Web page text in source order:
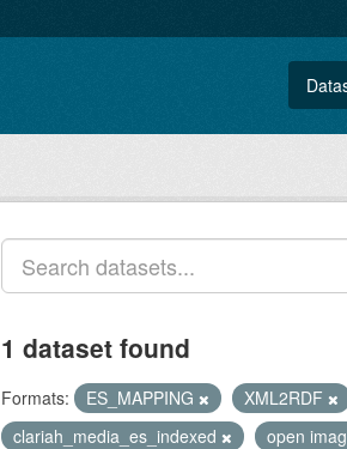
1 dataset found
Formats: ES_MAPPING XML2RDF
clariah_media_es_indexed
open